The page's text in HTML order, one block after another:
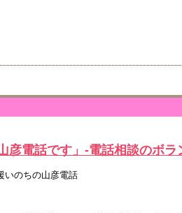
彦電話です」-電話相談のボ
いのちの山彦電話